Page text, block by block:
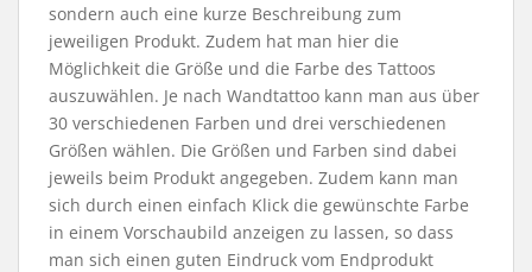
sondern auch eine kurze Beschreibung zum
jeweiligen Produkt. Zudem hat man hier die
Möglichkeit die Größe und die Farbe des Tattoos
auszuwählen. Je nach Wandtattoo kann man aus über
30 verschiedenen Farben und drei verschiedenen
Größen wählen. Die Größen und Farben sind dabei
jeweils beim Produkt angegeben. Zudem kann man
sich durch einen einfach Klick die gewünschte Farbe
in einem Vorschaubild anzeigen zu lassen, so dass
man sich einen guten Eindruck vom Endprodukt